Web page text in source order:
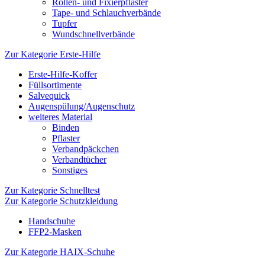
Rollen- und Fixierpflaster
Tape- und Schlauchverbände
Tupfer
Wundschnellverbände
Zur Kategorie Erste-Hilfe
Erste-Hilfe-Koffer
Füllsortimente
Salvequick
Augenspülung/Augenschutz
weiteres Material
Binden
Pflaster
Verbandpäckchen
Verbandtücher
Sonstiges
Zur Kategorie Schnelltest
Zur Kategorie Schutzkleidung
Handschuhe
FFP2-Masken
Zur Kategorie HAIX-Schuhe